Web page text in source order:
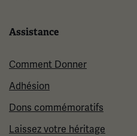
Assistance
Comment Donner
Adhésion
Dons commémoratifs
Laissez votre héritage